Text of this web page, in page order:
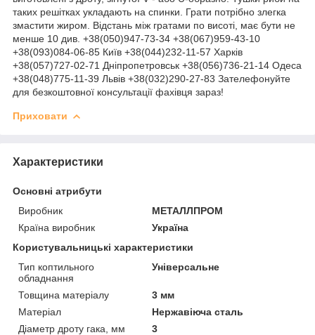
таких решітках укладають на спинки. Грати потрібно злегка
змастити жиром. Відстань між гратами по висоті, має бути не
менше 10 див. +38(050)947-73-34 +38(067)959-43-10
+38(093)084-06-85 Київ +38(044)232-11-57 Харків
+38(057)727-02-71 Дніпропетровськ +38(056)736-21-14 Одеса
+38(048)775-11-39 Львів +38(032)290-27-83 Зателефонуйте
для безкоштовної консультації фахівця зараз!
Приховати
Характеристики
Основні атрибути
Виробник
МЕТАЛЛПРОМ
Країна виробник
Україна
Користувальницькі характеристики
Тип коптильного
обладнання
Універсальне
Товщина матеріалу
3 мм
Матеріал
Нержавіюча сталь
Діаметр дроту гака, мм
3